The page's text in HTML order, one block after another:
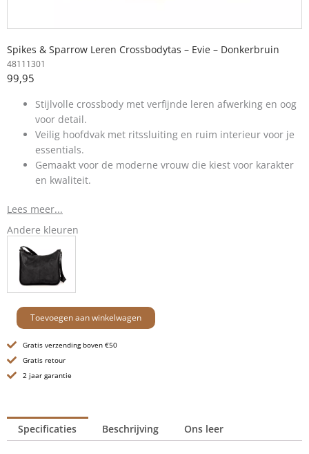
Spikes & Sparrow Leren Crossbodytas – Evie – Donkerbruin
48111301
99,95
Stijlvolle crossbody met verfijnde leren afwerking en oog
voor detail.
Veilig hoofdvak met ritssluiting en ruim interieur voor je
essentials.
Gemaakt voor de moderne vrouw die kiest voor karakter
en kwaliteit.
Lees meer...
Andere kleuren
Leren
Crossbodytas
-
Evie
Donkerbruin
Toevoegen aan winkelwagen
Gratis verzending boven €50
Gratis retour
2 jaar garantie
Specificaties Beschrijving Ons leer